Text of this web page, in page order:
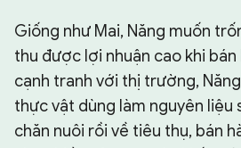
Giống như Mai, Năng muốn
thu được lợi nhuận cao khi bán
cạnh tranh với thị trường,
thực vật dùng làm nguyên liệu
chăn nuôi rồi về tiêu thụ, bán